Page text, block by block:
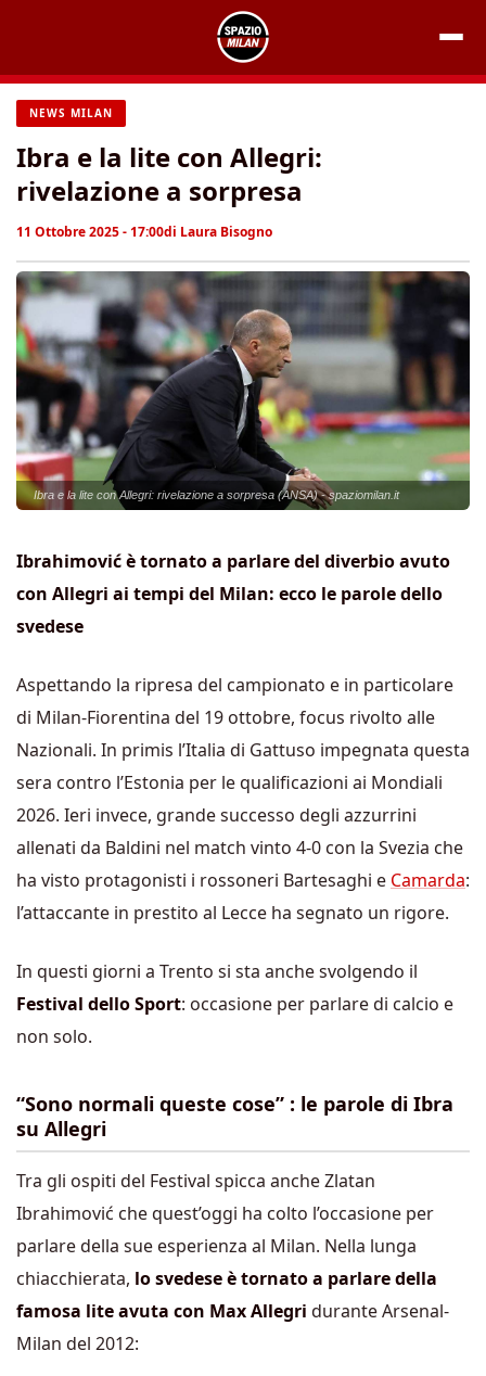
contenuto
NEWS MILAN
Ibra e la lite con Allegri:
rivelazione a sorpresa
11 Ottobre 2025 - 17:00di Laura Bisogno
Ibra e la lite con Allegri: rivelazione a sorpresa (ANSA) - spaziomilan.it
Ibrahimović è tornato a parlare del diverbio avuto
con Allegri ai tempi del Milan: ecco le parole dello
svedese
Aspettando la ripresa del campionato e in particolare
di Milan-Fiorentina del 19 ottobre, focus rivolto alle
Nazionali. In primis l’Italia di Gattuso impegnata questa
sera contro l’Estonia per le qualificazioni ai Mondiali
2026. Ieri invece, grande successo degli azzurrini
allenati da Baldini nel match vinto 4-0 con la Svezia che
ha visto protagonisti i rossoneri Bartesaghi e Camarda:
l’attaccante in prestito al Lecce ha segnato un rigore.
In questi giorni a Trento si sta anche svolgendo il
Festival dello Sport: occasione per parlare di calcio e
non solo.
“Sono normali queste cose” : le parole di Ibra
su Allegri
Tra gli ospiti del Festival spicca anche Zlatan
Ibrahimović che quest’oggi ha colto l’occasione per
parlare della sue esperienza al Milan. Nella lunga
chiacchierata, lo svedese è tornato a parlare della
famosa lite avuta con Max Allegri durante Arsenal-
Milan del 2012: